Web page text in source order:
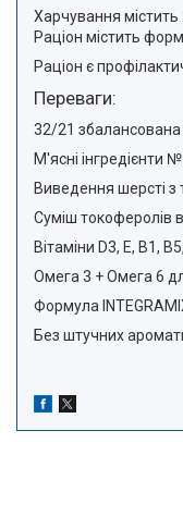
Харчування
Раціон містить
Раціон є
Переваги:
32/21
М'ясні інгредієнти
Виведення шерсті з
Суміш токоферолів
Вітаміни D3, E, B1,
Омега 3 + Омега 6
Формула
Без штучних